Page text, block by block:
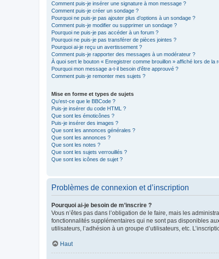
Comment puis-je insérer une signature à mon message ?
Comment puis-je créer un sondage ?
Pourquoi ne puis-je pas ajouter plus d’options à un sondage ?
Comment puis-je modifier ou supprimer un sondage ?
Pourquoi ne puis-je pas accéder à un forum ?
Pourquoi ne puis-je pas transférer de pièces jointes ?
Pourquoi ai-je reçu un avertissement ?
Comment puis-je rapporter des messages à un modérateur ?
À quoi sert le bouton « Enregistrer comme brouillon » affiché lors de la
Pourquoi mon message a-t-il besoin d’être approuvé ?
Comment puis-je remonter mes sujets ?
Mise en forme et types de sujets
Qu’est-ce que le BBCode ?
Puis-je insérer du code HTML ?
Que sont les émoticônes ?
Puis-je insérer des images ?
Que sont les annonces générales ?
Que sont les annonces ?
Que sont les notes ?
Que sont les sujets verrouillés ?
Que sont les icônes de sujet ?
Problèmes de connexion et d’inscription
Pourquoi ai-je besoin de m’inscrire ?
Vous n’êtes pas dans l’obligation de le faire, mais les
fonctionnalités supplémentaires qui ne sont pas disponibles
utilisateurs, l’adhésion à un groupe d’utilisateurs, etc.
Haut